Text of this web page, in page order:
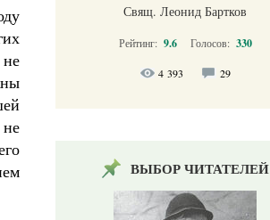
Свящ. Леонид Бартков
Рейтинг: 9.6 Голосов: 330
4 393 29
ВЫБОР ЧИТАТЕЛЕЙ